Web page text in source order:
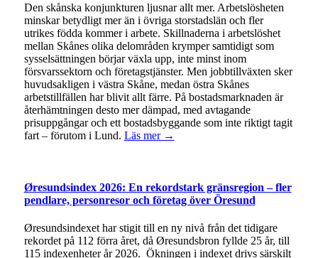
Den skånska konjunkturen ljusnar allt mer. Arbetslösheten
minskar betydligt mer än i övriga storstadslän och fler
utrikes födda kommer i arbete. Skillnaderna i arbetslöshet
mellan Skånes olika delområden krymper samtidigt som
sysselsättningen börjar växla upp, inte minst inom
försvarssektorn och företagstjänster. Men jobbtillväxten sker
huvudsakligen i västra Skåne, medan östra Skånes
arbetstillfällen har blivit allt färre. På bostadsmarknaden är
återhämtningen desto mer dämpad, med avtagande
prisuppgångar och ett bostadsbyggande som inte riktigt tagit
fart – förutom i Lund. Läs mer →
Øresundsindex 2026: En rekordstark gränsregion – fler
pendlare, personresor och företag över Öresund
Øresundsindexet har stigit till en ny nivå från det tidigare
rekordet på 112 förra året, då Øresundsbron fyllde 25 år, till
115 indexenheter år 2026. Ökningen i indexet drivs särskilt